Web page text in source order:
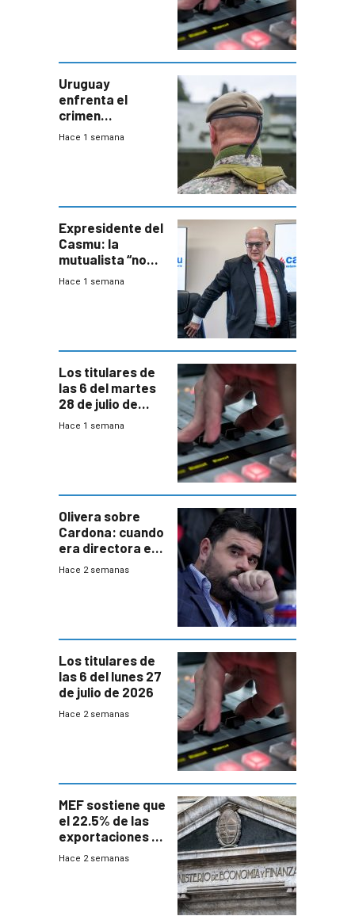
Uruguay
enfrenta el
crimen
organizado con
seguridad
Hace 1 semana
Expresidente del
Casmu: la
mutualista “no
está para pagar”
Hace 1 semana
Los titulares de
las 6 del martes
28 de julio de
2026
Hace 1 semana
Olivera sobre
Cardona: cuando
era directora en
UTE “no era muy
Hace 2 semanas
Los titulares de
las 6 del lunes 27
de julio de 2026
Hace 2 semanas
MEF sostiene que
el 22.5% de las
exportaciones a
EE.UU se verán
Hace 2 semanas